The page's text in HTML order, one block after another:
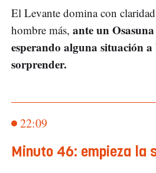
El Levante domina con
hombre más, ante un
esperando alguna situación
sorprender.
22:09
Minuto 46: empieza la